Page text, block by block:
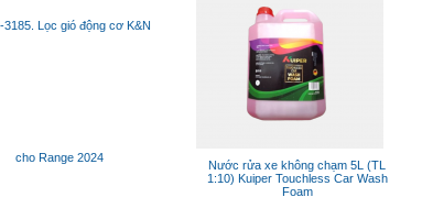
Nước rửa xe không chạm 5L (TL
1:10) Kuiper Touchless Car Wash
Foam